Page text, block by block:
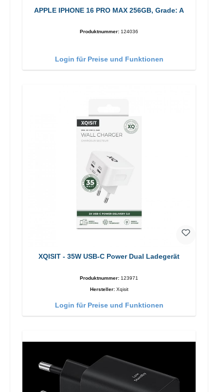
APPLE IPHONE 16 PRO MAX 256GB, Grade: A
Produktnummer: 124036
Login für Preise und Funktionen
XQISIT - 35W USB-C Power Dual Ladegerät
Produktnummer: 123971
Hersteller: Xqisit
Login für Preise und Funktionen